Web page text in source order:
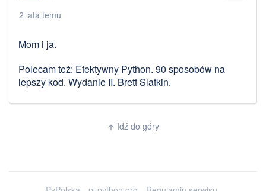
2 lata temu
Mom i ja.
Polecam też: Efektywny Python. 90 sposobów na
lepszy kod. Wydanie II. Brett Slatkin.
arrow_upward Idź do góry